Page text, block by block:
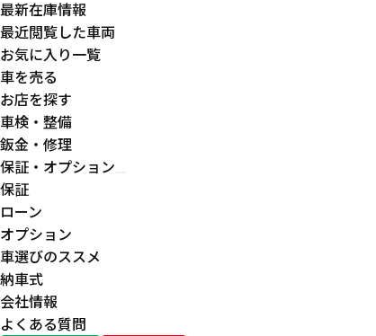
最新在庫情報
最近閲覧した車両
お気に入り一覧
車を売る
お店を探す
車検・整備
鈑金・修理
保証・オプション
保証
ローン
オプション
車選びのススメ
納車式
会社情報
よくある質問